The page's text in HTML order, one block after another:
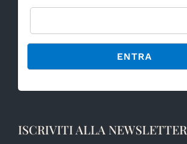
ISCRIVITI ALLA NEWSLETTER